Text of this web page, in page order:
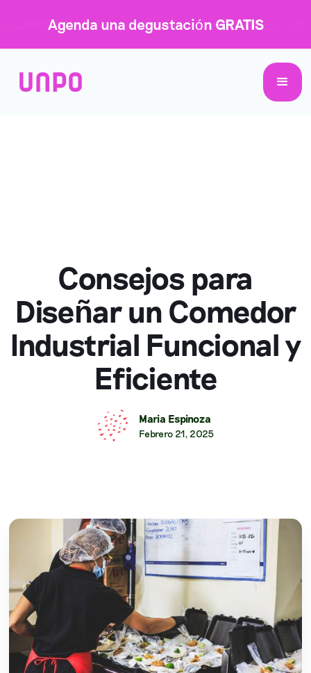
Agenda una degustación GRATIS
Consejos para
Diseñar un Comedor
Industrial Funcional y
Eficiente
Maria Espinoza
Febrero 21, 2025